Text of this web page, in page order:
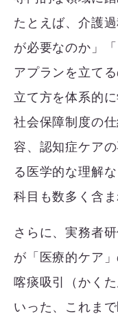
たとえば、介護
が必要なのか」
アプランを立て
立て方を体系的に
社会保障制度の
容、認知症ケア
る医学的な理解
科目も数多く含ま
さらに、実務者
が「医療的ケア」
喀痰吸引（かく
いった、これま